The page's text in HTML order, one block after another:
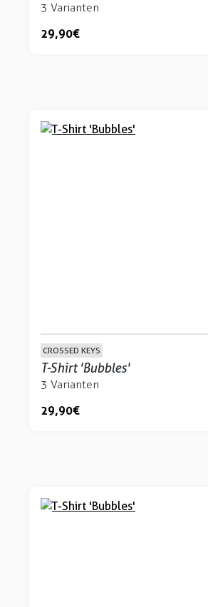
3 Varianten
29,90 €
CROSSED KEYS
T-Shirt 'Bubbles'
3 Varianten
29,90 €